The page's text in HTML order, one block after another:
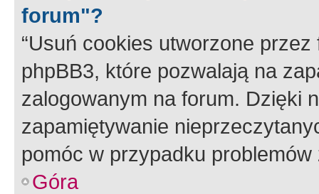
forum"?
“Usuń cookies utworzone
phpBB3, które pozwalają na
zalogowanym na forum. Dzięki
zapamiętywanie
pomóc w przypadku
Góra